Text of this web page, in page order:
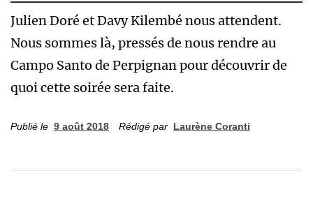
Julien Doré et Davy Kilembé nous attendent.
Nous sommes là, pressés de nous rendre au
Campo Santo de Perpignan pour découvrir de
quoi cette soirée sera faite.
Publié le 9 août 2018 Rédigé par Laurène Coranti